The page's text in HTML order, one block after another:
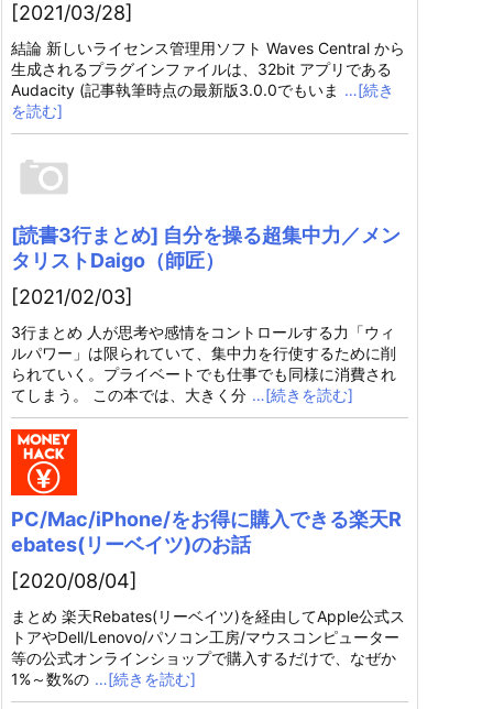
[2021/03/28]
結論 新しいライセンス管理用ソフト Waves Central から
生成されるプラグインファイルは、32bit アプリである
Audacity (記事執筆時点の最新版3.0.0でもいま …[続き
を読む]
[読書3行まとめ] 自分を操る超集中力／メン
タリストDaigo（師匠）
[2021/02/03]
3行まとめ 人が思考や感情をコントロールする力「ウィ
ルパワー」は限られていて、集中力を行使するために削
られていく。プライベートでも仕事でも同様に消費され
てしまう。 この本では、大きく分 …[続きを読む]
PC/Mac/iPhone/をお得に購入できる楽天R
ebates(リーベイツ)のお話
[2020/08/04]
まとめ 楽天Rebates(リーベイツ)を経由してApple公式ス
トアやDell/Lenovo/パソコン工房/マウスコンピューター
等の公式オンラインショップで購入するだけで、なぜか
1%～数%の …[続きを読む]